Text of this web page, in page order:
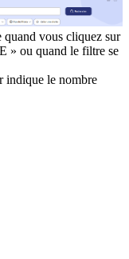
quand vous cliquez sur
» ou quand le filtre se
indique le nombre